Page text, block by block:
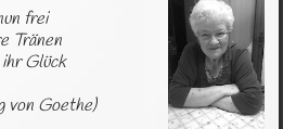
frei
Tränen
Glück
von Goethe)